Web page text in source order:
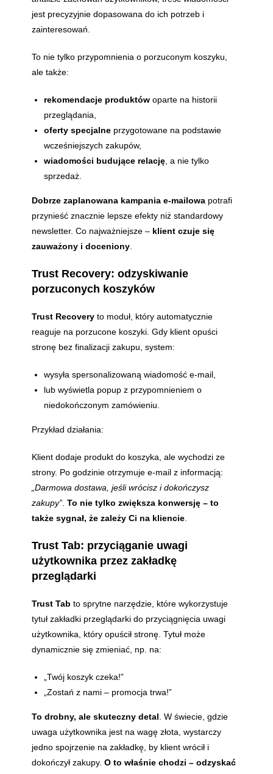
jest precyzyjnie dopasowana do ich potrzeb i
zainteresowań.
To nie tylko przypomnienia o porzuconym koszyku,
ale także:
rekomendacje produktów oparte na historii
przeglądania,
oferty specjalne przygotowane na podstawie
wcześniejszych zakupów,
wiadomości budujące relację , a nie tylko
sprzedaż.
Dobrze zaplanowana kampania e-mailowa potrafi
przynieść znacznie lepsze efekty niż standardowy
newsletter. Co najważniejsze – klient czuje się
zauważony i doceniony
Trust Recovery: odzyskiwanie
porzuconych koszyków
Trust Recovery to moduł, który automatycznie
reaguje na porzucone koszyki. Gdy klient opuści
stronę bez finalizacji zakupu, system:
wysyła spersonalizowaną wiadomość e-mail,
lub wyświetla popup z przypomnieniem o
niedokończonym zamówieniu.
Przykład działania:
Klient dodaje produkt do koszyka, ale wychodzi ze
strony. Po godzinie otrzymuje e-mail z informacją:
„Darmowa dostawa, jeśli wrócisz i dokończysz
zakupy” .To nie tylko zwiększa konwersję – to
także sygnał, że zależy Ci na kliencie
Trust Tab: przyciąganie uwagi
użytkownika przez zakładkę
przeglądarki
Trust Tab to sprytne narzędzie, które wykorzystuje
tytuł zakładki przeglądarki do przyciągnięcia uwagi
użytkownika, który opuścił stronę. Tytuł może
dynamicznie się zmieniać, np. na:
„Twój koszyk czeka!”
„Zostań z nami – promocja trwa!”
To drobny, ale skuteczny detal . W świecie, gdzie
uwaga użytkownika jest na wagę złota, wystarczy
jedno spojrzenie na zakładkę, by klient wrócił i
dokończył zakupy.O to właśnie chodzi – odzyskać